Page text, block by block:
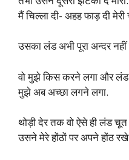
मैं चिल्ला दी- अहह फाड़ दी
उसका लंड अभी पूरा अन्दर नहीं
वो मुझे किस करने लगा और
मुझे अब अच्छा लगने लगा.
थोड़ी देर तक वो ऐसे ही लंड चूत
उसने मेरे होंठों पर अपने होंठ